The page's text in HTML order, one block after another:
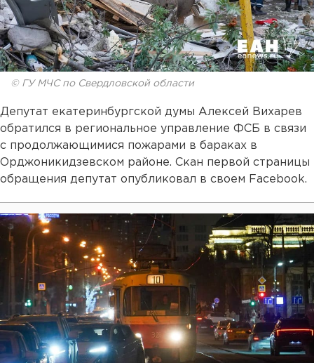
© ГУ МЧС по Свердловской области
Депутат екатеринбургской думы Алексей Вихарев
обратился в региональное управление ФСБ в связи
с продолжающимися пожарами в бараках в
Орджоникидзевском районе. Скан первой страницы
обращения депутат опубликовал в своем Facebook.